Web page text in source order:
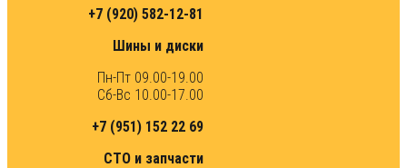
+7 (920) 582-12-81
Шины и диски
Пн-Пт 09.00-19.00
Сб-Вс 10.00-17.00
+7 (951) 152 22 69
СТО и запчасти